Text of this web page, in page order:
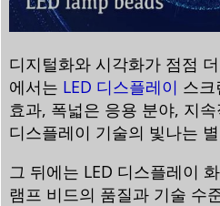
디지털화와 시각화가 점점
에서는 LED 디스플레이 스
효과, 폭넓은 응용 분야, 지
디스플레이 기술의 빛나는
그 뒤에는 LED 디스플레이
램프 비드의 품질과 기술 수